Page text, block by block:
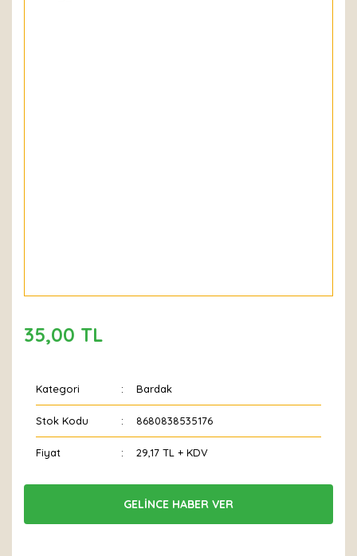
35,00 TL
Kategori Bardak
Stok Kodu 8680838535176
Fiyat 29,17 TL + KDV
GELİNCE HABER VER